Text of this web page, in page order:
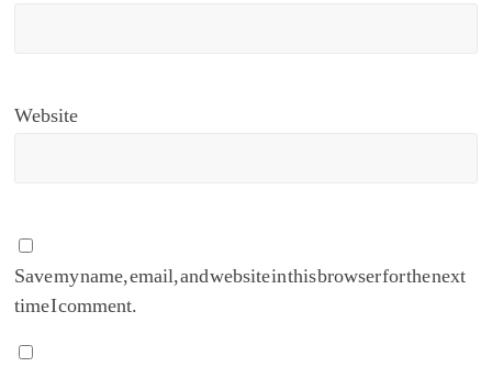
Website
Save my name, email, and website in this browser for the next
time I comment.